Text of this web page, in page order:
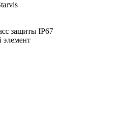
защиты IР67
элемент